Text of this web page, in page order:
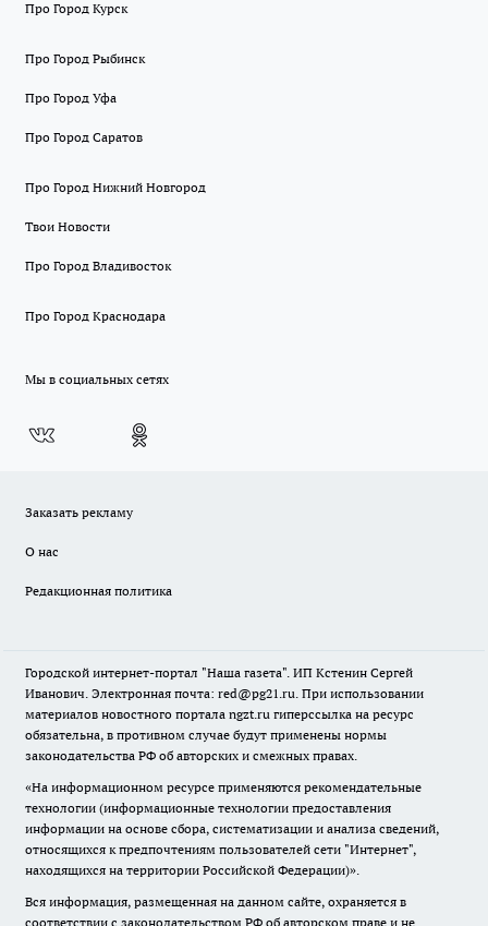
Про Город Курск
Про Город Рыбинск
Про Город Уфа
Про Город Саратов
Про Город Нижний Новгород
Твои Новости
Про Город Владивосток
Про Город Краснодара
Мы в социальных сетях
Заказать рекламу
О нас
Редакционная политика
Городской интернет-портал "Наша газета". ИП Кстенин Сергей
Иванович. Электронная почта: red@pg21.ru. При использовании
материалов новостного портала ngzt.ru гиперссылка на ресурс
обязательна, в противном случае будут применены нормы
законодательства РФ об авторских и смежных правах.
«На информационном ресурсе применяются рекомендательные
технологии (информационные технологии предоставления
информации на основе сбора, систематизации и анализа сведений,
относящихся к предпочтениям пользователей сети "Интернет",
находящихся на территории Российской Федерации)».
Вся информация, размещенная на данном сайте, охраняется в
соответствии с законодательством РФ об авторском праве и не